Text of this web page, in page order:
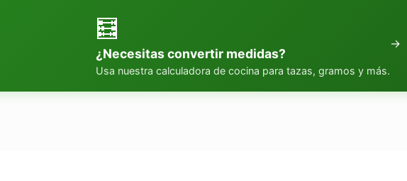
🧮
¿Necesitas convertir medidas?
Usa nuestra calculadora de cocina para tazas, gramos y más.
→